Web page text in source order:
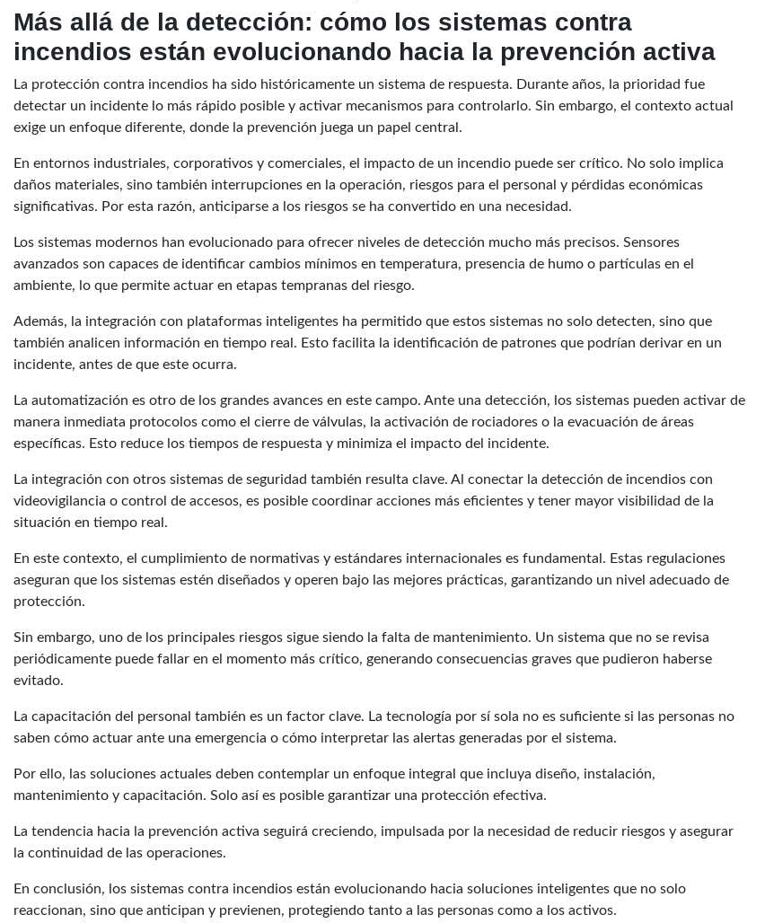
Más allá de la detección: cómo los sistemas contra
incendios están evolucionando hacia la prevención activa
La protección contra incendios ha sido históricamente un sistema de respuesta. Durante años, la prioridad fue
detectar un incidente lo más rápido posible y activar mecanismos para controlarlo. Sin embargo, el contexto actual
exige un enfoque diferente, donde la prevención juega un papel central.
En entornos industriales, corporativos y comerciales, el impacto de un incendio puede ser crítico. No solo implica
daños materiales, sino también interrupciones en la operación, riesgos para el personal y pérdidas económicas
significativas. Por esta razón, anticiparse a los riesgos se ha convertido en una necesidad.
Los sistemas modernos han evolucionado para ofrecer niveles de detección mucho más precisos. Sensores
avanzados son capaces de identificar cambios mínimos en temperatura, presencia de humo o partículas en el
ambiente, lo que permite actuar en etapas tempranas del riesgo.
Además, la integración con plataformas inteligentes ha permitido que estos sistemas no solo detecten, sino que
también analicen información en tiempo real. Esto facilita la identificación de patrones que podrían derivar en un
incidente, antes de que este ocurra.
La automatización es otro de los grandes avances en este campo. Ante una detección, los sistemas pueden activar de
manera inmediata protocolos como el cierre de válvulas, la activación de rociadores o la evacuación de áreas
específicas. Esto reduce los tiempos de respuesta y minimiza el impacto del incidente.
La integración con otros sistemas de seguridad también resulta clave. Al conectar la detección de incendios con
videovigilancia o control de accesos, es posible coordinar acciones más eficientes y tener mayor visibilidad de la
situación en tiempo real.
En este contexto, el cumplimiento de normativas y estándares internacionales es fundamental. Estas regulaciones
aseguran que los sistemas estén diseñados y operen bajo las mejores prácticas, garantizando un nivel adecuado de
protección.
Sin embargo, uno de los principales riesgos sigue siendo la falta de mantenimiento. Un sistema que no se revisa
periódicamente puede fallar en el momento más crítico, generando consecuencias graves que pudieron haberse
evitado.
La capacitación del personal también es un factor clave. La tecnología por sí sola no es suficiente si las personas no
saben cómo actuar ante una emergencia o cómo interpretar las alertas generadas por el sistema.
Por ello, las soluciones actuales deben contemplar un enfoque integral que incluya diseño, instalación,
mantenimiento y capacitación. Solo así es posible garantizar una protección efectiva.
La tendencia hacia la prevención activa seguirá creciendo, impulsada por la necesidad de reducir riesgos y asegurar
la continuidad de las operaciones.
En conclusión, los sistemas contra incendios están evolucionando hacia soluciones inteligentes que no solo
reaccionan, sino que anticipan y previenen, protegiendo tanto a las personas como a los activos.